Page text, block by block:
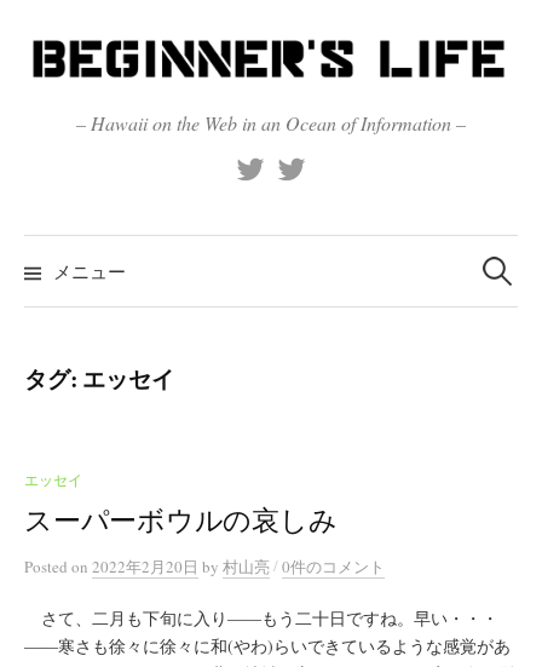
ン
テ
キ
ッ
プ
– Hawaii on the Web in an Ocean of Information –
メニュー
検
索:
タグ: エッセイ
エッセイ
スーパーボウルの哀しみ
Posted on 2022年2月20日 by 村山亮/0件のコメント
さて、二月も下旬に入り――もう二十日ですね。早い・・・
――寒さも徐々に徐々に和(やわ)らいできているような感覚があ